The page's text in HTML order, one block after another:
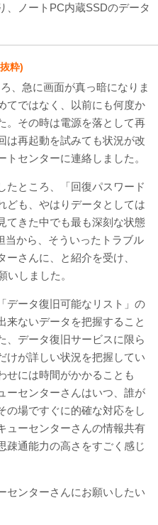
、ノートPC内蔵SSDのデータ
粋)
、急に画面が真っ暗になりま
てではなく、以前にも何度か
。その時は電源を落として再
は再起動を試みても状況が改
センターに連絡しました。
たところ、「回復パスワード
ども、やはりデータとしては
てきた中でも最も深刻な状態
当から、そういったトラブル
さんに、と紹介を受け、
いしました。
データ復旧可能なリスト」の
来ないデータを把握すること
、データ復旧サービスに限ら
けが詳しい状況を把握してい
せには時間がかかることも
ーセンターさんはいつ、誰が
の場ですぐに的確な対応をし
ューセンターさんの情報共有
疎通能力の高さをすごく感じ
センターさんにお願いしたい
記